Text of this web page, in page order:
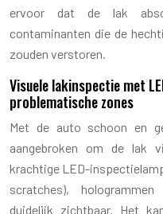
ervoor dat de lak
contaminanten die de
zouden verstoren.
Visuele lakinspectie met
problematische zones
Met de auto schoon en
aangebroken om de lak
krachtige LED-
scratches),
duidelijk zichtbaar. Het